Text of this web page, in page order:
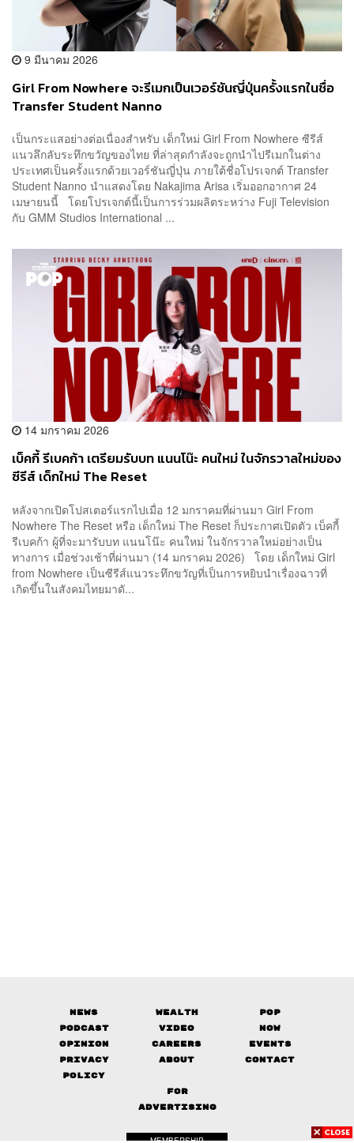
9 มีนาคม 2026
Girl From Nowhere จะรีเมกเป็นเวอร์ชันญี่ปุ่นครั้งแรกในชื่อ
Transfer Student Nanno
เป็นกระแสอย่างต่อเนื่องสำหรับ เด็กใหม่ Girl From Nowhere ซีรีส์
แนวลึกลับระทึกขวัญของไทย ที่ล่าสุดกำลังจะถูกนำไปรีเมกในต่าง
ประเทศเป็นครั้งแรกด้วยเวอร์ชันญี่ปุ่น ภายใต้ชื่อโปรเจกต์ Transfer
Student Nanno นำแสดงโดย Nakajima Arisa เริ่มออกอากาศ 24
เมษายนนี้ โดยโปรเจกต์นี้เป็นการร่วมผลิตระหว่าง Fuji Television
กับ GMM Studios International ...
14 มกราคม 2026
เบ็คกี้ รีเบคก้า เตรียมรับบท แนนโน๊ะ คนใหม่ ในจักรวาลใหม่ของ
ซีรีส์ เด็กใหม่ The Reset
หลังจากเปิดโปสเตอร์แรกไปเมื่อ 12 มกราคมที่ผ่านมา Girl From
Nowhere The Reset หรือ เด็กใหม่ The Reset ก็ประกาศเปิดตัว เบ็คกี้
รีเบคก้า ผู้ที่จะมารับบท แนนโน๊ะ คนใหม่ ในจักรวาลใหม่อย่างเป็น
ทางการ เมื่อช่วงเช้าที่ผ่านมา (14 มกราคม 2026) โดย เด็กใหม่ Girl
from Nowhere เป็นซีรีส์แนวระทึกขวัญที่เป็นการหยิบนำเรื่องฉาวที่
เกิดขึ้นในสังคมไทยมาดั...
News Wealth
Pop
Podcast
Video
Now
Opinion
Careers
Events
Privacy
Policy
About Contact
FOR
ADVERTISING
MEMBERSHIP